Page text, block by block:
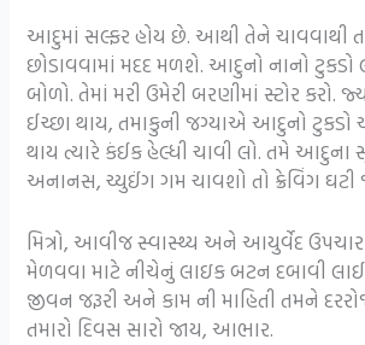
આદુમાં સલ્ફર હોય છે. આથી તેને ચાવવાથી
છોડાવવામાં મદદ મળશે. આદુનો નાનો ટુકડો
બોળો. તેમાં મરી ઉમેરી બરણીમાં સ્ટોર કરો.
ઈચ્છા થાય, તમાકુની જગ્યાએ આદુનો ટુકડો
થાય ત્યારે કંઈક હેલ્ધી ચાવી લો. તમે આદુના
અનાનસ, ચ્યુઈંગ ગમ ચાવશો તો ક્રેવિંગ ઘટી
મિત્રો, આવીજ સ્વાસ્થ્ય અને આયુર્વેદ ઉપચાર
મેળવવા માટે નીચેનું લાઇક બટન દબાવી
જીવન જરૂરી અને કામ ની માહિતી તમને
તમારો દિવસ સારો જાય, આભાર.